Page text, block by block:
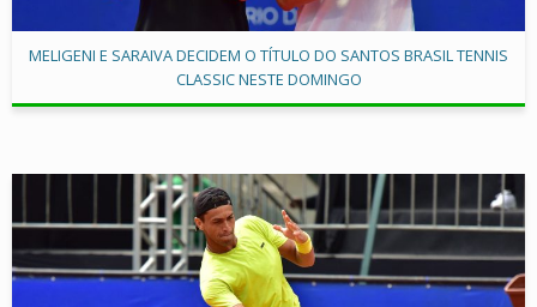
MELIGENI E SARAIVA DECIDEM O TÍTULO DO SANTOS BRASIL TENNIS
CLASSIC NESTE DOMINGO